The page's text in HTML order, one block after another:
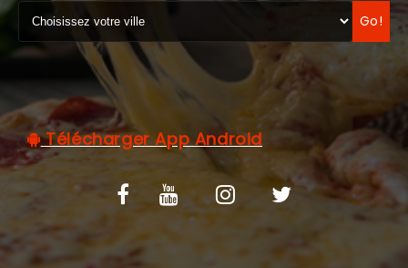
MENTIONS LÉGALES
C.G.V
Go!
Télécharger App Android